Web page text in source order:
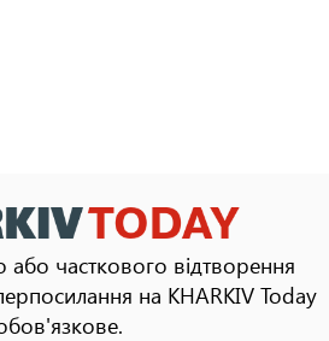
часткового відтворення
на KHARKIV Today